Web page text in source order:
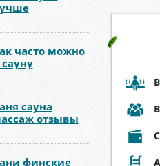
часто можно
сауна
отзывы
финские